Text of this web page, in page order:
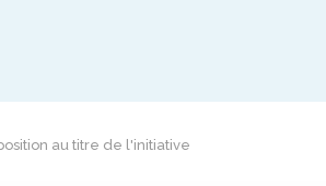
au titre de l'initiative